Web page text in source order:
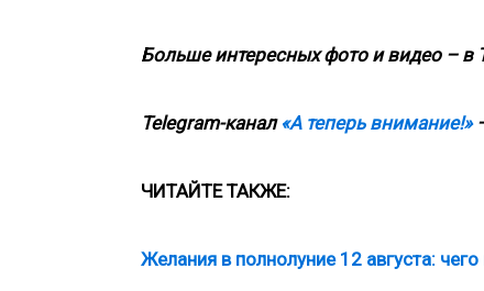
Больше интересных фото и видео – в
Telegram-канал «А теперь внимание!»
ЧИТАЙТЕ ТАКЖЕ:
Желания в полнолуние 12 августа: